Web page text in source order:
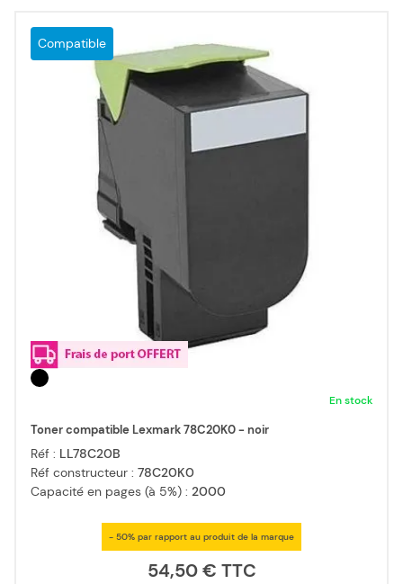
Compatible
En stock
Toner compatible Lexmark 78C20K0 - noir
Réf : LL78C20B
Réf constructeur : 78C20K0
Capacité en pages (à 5%) : 2000
- 50% par rapport au produit de la marque
54,50 €